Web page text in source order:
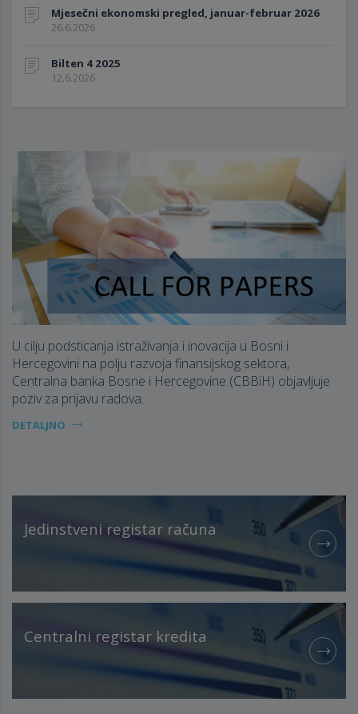
Mjesečni ekonomski pregled, januar-februar 2026
26.6.2026
Bilten 4 2025
12.6.2026
U cilju podsticanja istraživanja i inovacija u Bosni i
Hercegovini na polju razvoja finansijskog sektora,
Centralna banka Bosne i Hercegovine (CBBiH) objavljuje
poziv za prijavu radova.
DETALJNO
Jedinstveni registar računa
Centralni registar kredita